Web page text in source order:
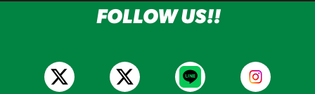
FOLLOW US!!